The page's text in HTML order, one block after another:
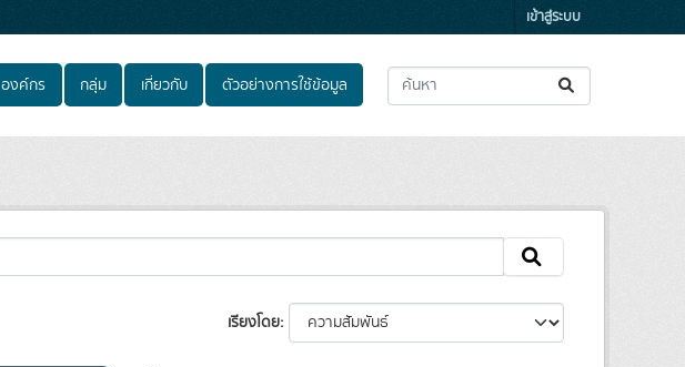
เข้าสู่ระบบ
องค์กร กลุ่ม เกี่ยวกับ ตัวอย่างการใช้ข้อมูล
เรียงโดย